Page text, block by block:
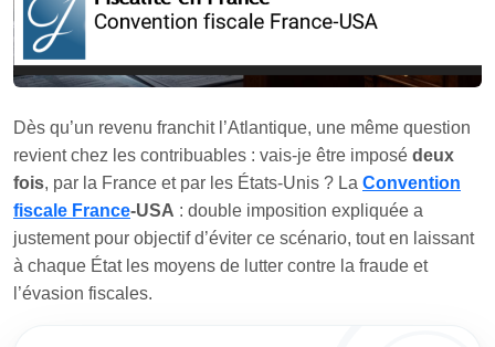
Dès qu’un revenu franchit l’Atlantique, une même question
revient chez les contribuables : vais‑je être imposé deux
fois, par la France et par les États‑Unis ? La Convention
fiscale France‑USA : double imposition expliquée a
justement pour objectif d’éviter ce scénario, tout en laissant
à chaque État les moyens de lutter contre la fraude et
l’évasion fiscales.